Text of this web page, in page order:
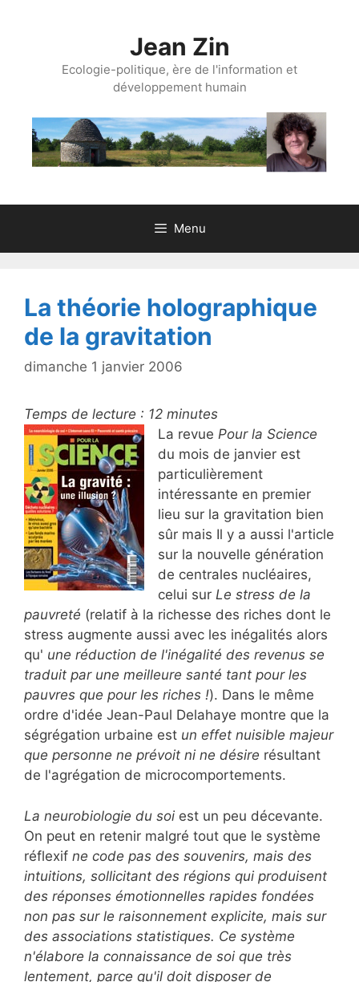
Jean Zin
Ecologie-politique, ère de l'information et
développement humain
Menu
La théorie holographique
de la gravitation
dimanche 1 janvier 2006
Temps de lecture : 12 minutes
La revue Pour la Science
du mois de janvier est
particulièrement
intéressante en premier
lieu sur la gravitation bien
sûr mais Il y a aussi l'article
sur la nouvelle génération
de centrales nucléaires,
celui sur Le stress de la
pauvreté (relatif à la richesse des riches dont le
stress augmente aussi avec les inégalités alors
qu' une réduction de l'inégalité des revenus se
traduit par une meilleure santé tant pour les
pauvres que pour les riches !). Dans le même
ordre d'idée Jean-Paul Delahaye montre que la
ségrégation urbaine est un effet nuisible majeur
que personne ne prévoit ni ne désire résultant
de l'agrégation de microcomportements.
La neurobiologie du soi est un peu décevante.
On peut en retenir malgré tout que le système
réflexif ne code pas des souvenirs, mais des
intuitions, sollicitant des régions qui produisent
des réponses émotionnelles rapides fondées
non pas sur le raisonnement explicite, mais sur
des associations statistiques. Ce système
n'élabore la connaissance de soi que très
lentement, parce qu'il doit disposer de